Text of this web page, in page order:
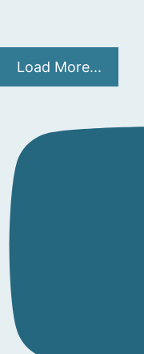
Load More...